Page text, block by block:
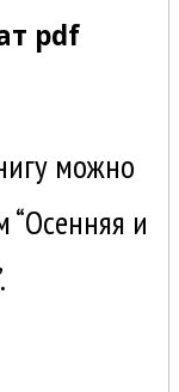
pdf
можно
“Осенняя и